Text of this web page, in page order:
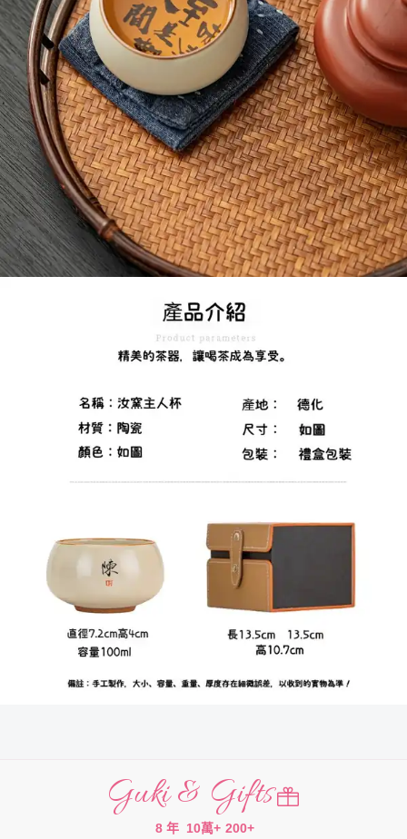
Guki & Gifts
8 年 10萬+ 200+